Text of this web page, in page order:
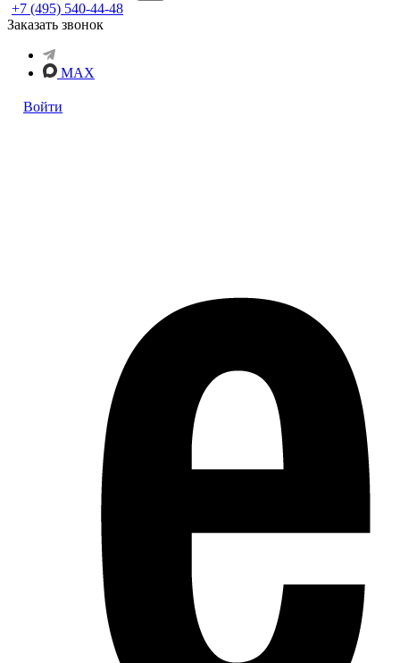
+7 (495) 540-44-48
Заказать звонок
MAX
Войти